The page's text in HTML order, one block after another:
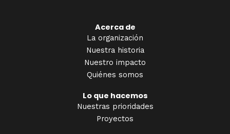
Acerca de
La organización
Nuestra historia
Nuestro impacto
Quiénes somos
Lo que hacemos
Nuestras prioridades
Proyectos